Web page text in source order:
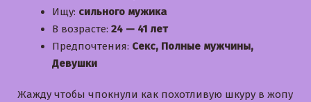
Ищу: сильного мужика
В возрасте: 24 — 41 лет
Предпочтения: Секс, Полные мужчины,
Девушки
Жажду чтобы чпокнули как похотливую шкуру в жопу